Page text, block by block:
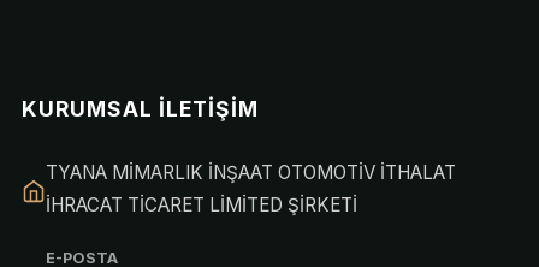
KURUMSAL İLETIŞIM
TYANA MİMARLIK İNŞAAT OTOMOTİV İTHALAT
İHRACAT TİCARET LİMİTED ŞİRKETİ
E-POSTA